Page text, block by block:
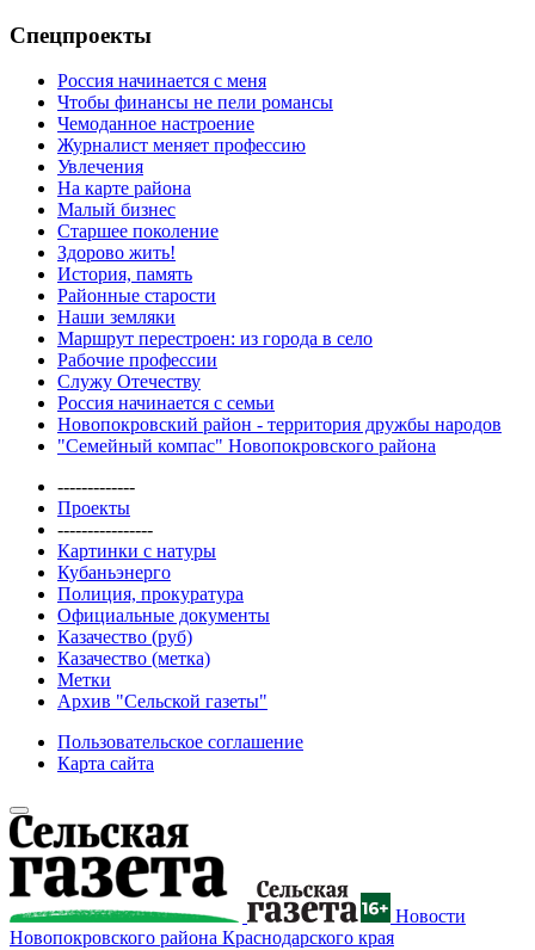
Спецпроекты
Россия начинается с меня
Чтобы финансы не пели романсы
Чемоданное настроение
Журналист меняет профессию
Увлечения
На карте района
Малый бизнес
Старшее поколение
Здорово жить!
История, память
Районные старости
Наши земляки
Маршрут перестроен: из города в село
Рабочие профессии
Служу Отечеству
Россия начинается с семьи
Новопокровский район - территория дружбы народов
"Семейный компас" Новопокровского района
-------------
Проекты
----------------
Картинки с натуры
Кубаньэнерго
Полиция, прокуратура
Официальные документы
Казачество (руб)
Казачество (метка)
Метки
Архив "Сельской газеты"
Пользовательское соглашение
Карта сайта
Новости
Новопокровского района Краснодарского края